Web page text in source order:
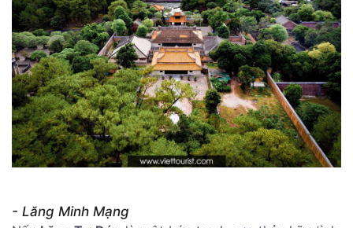
- Lăng Minh Mạng